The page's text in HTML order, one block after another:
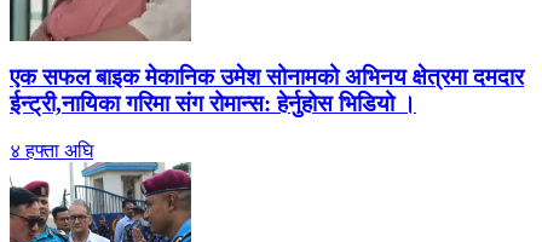
एक सफल बाइक मेकानिक उमेश सोनामको अभिनय क्षेत्रमा दमदार
ईन्ट्री,नायिका गरिमा संग रोमान्स: हेर्नुहोस भिडियो ।
४ हफ्ता अघि